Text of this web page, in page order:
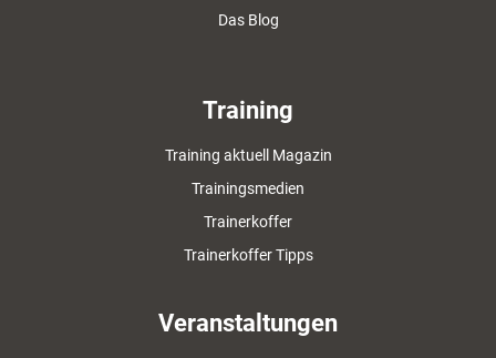
Das Blog
Training
Training aktuell Magazin
Trainingsmedien
Trainerkoffer
Trainerkoffer Tipps
Veranstaltungen